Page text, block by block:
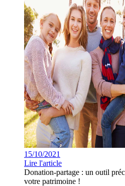
15/10/2021
Lire l'article
Donation-partage : un outil
votre patrimoine !